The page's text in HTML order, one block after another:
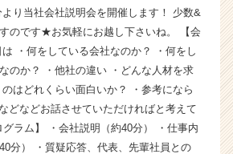
ー
の
タ
イ
ム
ラ
イ
り当社会社説明会を開催します！ 少数&
のです★お気軽にお越し下さいね。 【会
・何をしている会社なのか？ ・何をし
のか？ ・他社の違い ・どんな人材を求
はどれくらい面白いか？ ・参考になら
どなどお話させていただければと考えて
ラム】 ・会社説明（約40分） ・仕事内
分） ・質疑応答、代表、先輩社員との